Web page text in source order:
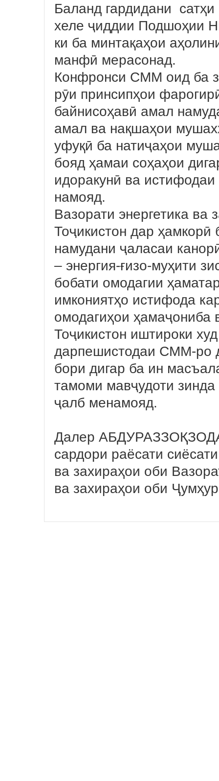
Баланд гардидани
хеле ҷиддии Подшоҳии
ки ба минтақаҳои
манфӣ мерасонад.
Конфронси СММ оид ба
рӯи принсипҳои
байнисоҳавӣ амал
амал ва нақшаҳои
уфуқӣ ба натиҷаҳои
бояд ҳамаи соҳаҳои
идоракунӣ ва
намояд.
Вазорати энергетика ва
Тоҷикистон дар
намудани ҷаласаи
– энергия-ғизо-муҳити
бобати омодагии
имкониятҳо истифода
омодагиҳои ҳамаҷониба
Тоҷикистон иштироки
дарпешистодаи СММ-ро
бори дигар ба ин
тамоми мавҷудоти
ҷалб менамояд.
Далер
сардори раёсати
ва захираҳои оби
ва захираҳои оби